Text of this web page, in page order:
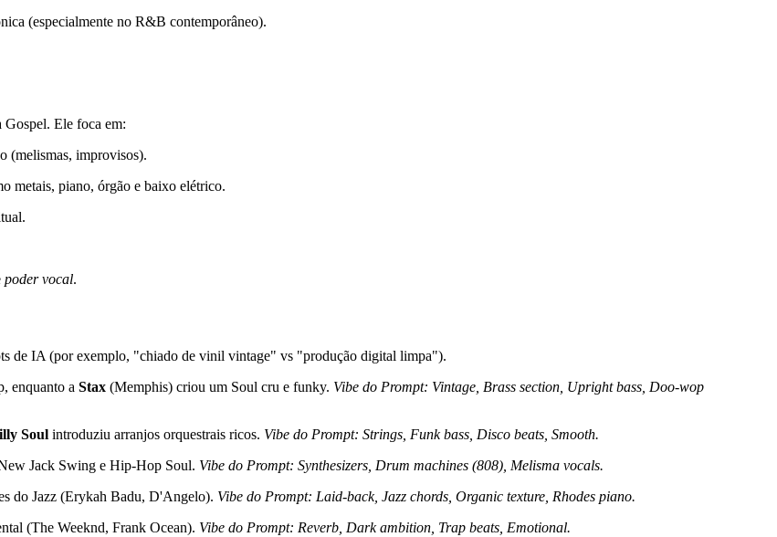
(especialmente no R&B contemporâneo).
Gospel. Ele foca em:
(melismas, improvisos).
metais, piano, órgão e baixo elétrico.
poder vocal.
de IA (por exemplo, "chiado de vinil vintage" vs "produção digital limpa").
enquanto a Stax (Memphis) criou um Soul cru e funky. Vibe do Prompt: Vintage, Brass section, Upright bass, Doo-wop
Soul introduziu arranjos orquestrais ricos. Vibe do Prompt: Strings, Funk bass, Disco beats, Smooth.
Jack Swing e Hip-Hop Soul. Vibe do Prompt: Synthesizers, Drum machines (808), Melisma vocals.
do Jazz (Erykah Badu, D'Angelo). Vibe do Prompt: Laid-back, Jazz chords, Organic texture, Rhodes piano.
(The Weeknd, Frank Ocean). Vibe do Prompt: Reverb, Dark ambition, Trap beats, Emotional.